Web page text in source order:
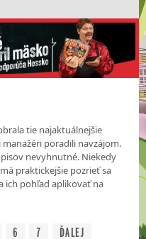
tie najaktuálnejšie
poradili navzájom.
nevyhnutné. Niekedy
praktickejšie pozrieť sa
ich pohľad aplikovať na
6 7 ĎALEJ